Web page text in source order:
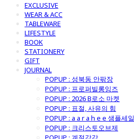
EXCLUSIVE
WEAR & ACC
TABLEWARE
LIFESTYLE
BOOK
STATIONERY
GIFT
JOURNAL
POPUP : 성북동 안팎장
POPUP : 프로퍼빌롱잉즈
POPUP : 2026 B로소 마켓
POPUP : 표절, 사유의 힘
POPUP : a a r a h e e 샘플세일
POPUP : 크리스토오브제